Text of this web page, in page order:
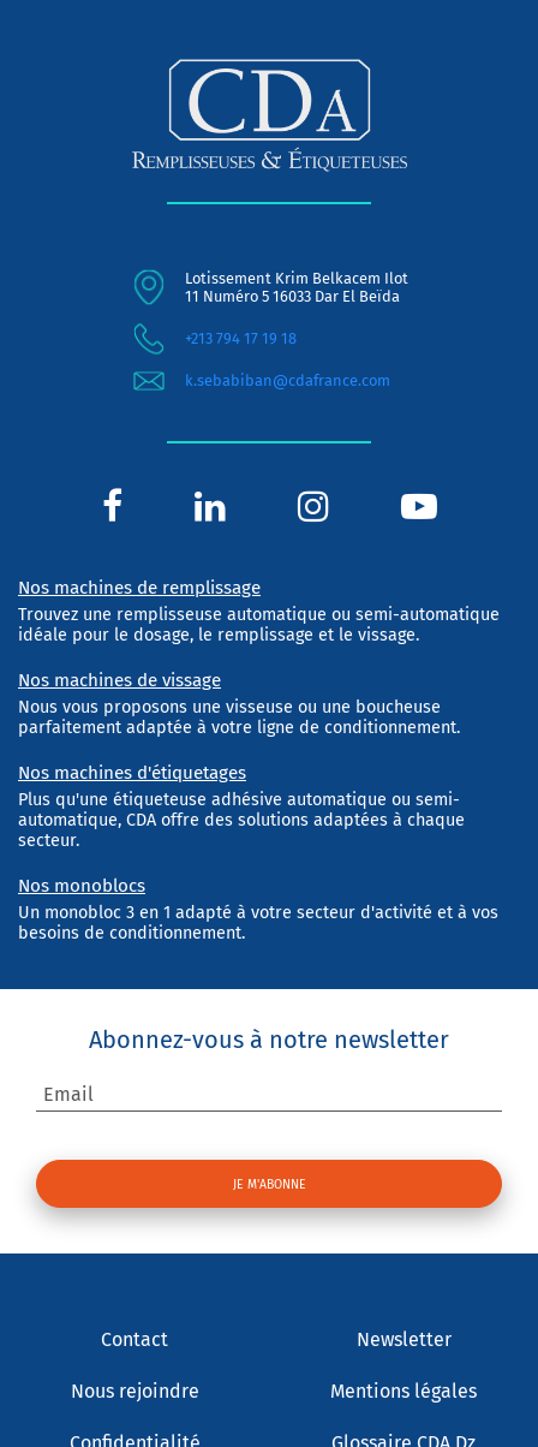
Lotissement Krim Belkacem Ilot
11 Numéro 5 16033 Dar El Beïda
+213 794 17 19 18
k.sebabiban@cdafrance.com
Nos machines de remplissage
Trouvez une remplisseuse automatique ou semi-automatique
idéale pour le dosage, le remplissage et le vissage.
Nos machines de vissage
Nous vous proposons une visseuse ou une boucheuse
parfaitement adaptée à votre ligne de conditionnement.
Nos machines d'étiquetages
Plus qu'une étiqueteuse adhésive automatique ou semi-
automatique, CDA offre des solutions adaptées à chaque
secteur.
Nos monoblocs
Un monobloc 3 en 1 adapté à votre secteur d'activité et à vos
besoins de conditionnement.
Abonnez-vous à notre newsletter
Email
Contact Newsletter
Nous rejoindre Mentions légales